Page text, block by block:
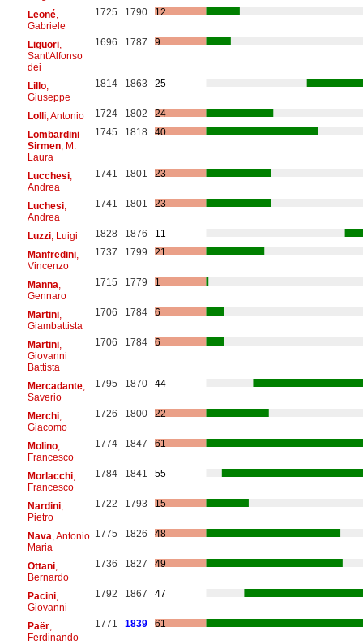
Leoné,
Gabriele
1725 1790 12
Liguori,
Sant'Alfonso
dei
1696 1787 9
Lillo,
Giuseppe
1814 1863 25
Lolli, Antonio 1724 1802
24
Lombardini
Sirmen, M.
Laura
1745 1818 40
Lucchesi,
Andrea
1741 1801 23
Luchesi,
Andrea
1741 1801 23
Luzzi, Luigi 1828 1876
11
Manfredini,
Vincenzo
1737 1799 21
Manna
Gennaro
1715 1779 1
Martini,
Giambattista
1706 1784 6
Martini,
Giovanni
Battista
1706 1784 6
Mercadante,
Saverio
1795 1870 44
Merchi,
Giacomo
1726 1800 22
Molino,
Francesco
1774 1847 61
Morlacchi,
Francesco
1784 1841 55
Nardini,
Pietro
1722 1793 15
Nava , Antonio
Maria
1775 1826 48
Ottani,
Bernardo
1736 1827 49
Pacini,
Giovanni
1792 1867 47
Paër,
Ferdinando
1771 1839 61